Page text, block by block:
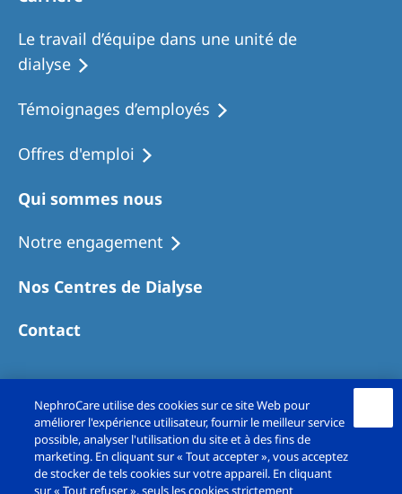
Le travail d’équipe dans une unité de
dialyse
Témoignages d’employés
Offres d'emploi
Qui sommes nous
Notre engagement
Nos Centres de Dialyse
Contact
NephroCare utilise des cookies sur ce site Web pour
améliorer l'expérience utilisateur, fournir le meilleur service
possible, analyser l'utilisation du site et à des fins de
marketing. En cliquant sur « Tout accepter », vous acceptez
de stocker de tels cookies sur votre appareil. En cliquant
sur « Tout refuser », seuls les cookies strictement